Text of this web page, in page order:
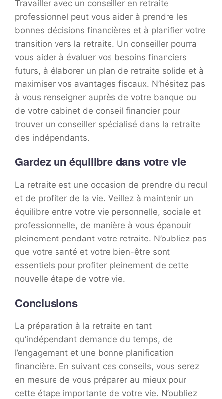
Travailler avec un conseiller en retraite
professionnel peut vous aider à prendre les
bonnes décisions financières et à planifier votre
transition vers la retraite. Un conseiller pourra
vous aider à évaluer vos besoins financiers
futurs, à élaborer un plan de retraite solide et à
maximiser vos avantages fiscaux. N’hésitez pas
à vous renseigner auprès de votre banque ou
de votre cabinet de conseil financier pour
trouver un conseiller spécialisé dans la retraite
des indépendants.
Gardez un équilibre dans votre vie
La retraite est une occasion de prendre du recul
et de profiter de la vie. Veillez à maintenir un
équilibre entre votre vie personnelle, sociale et
professionnelle, de manière à vous épanouir
pleinement pendant votre retraite. N’oubliez pas
que votre santé et votre bien-être sont
essentiels pour profiter pleinement de cette
nouvelle étape de votre vie.
Conclusions
La préparation à la retraite en tant
qu’indépendant demande du temps, de
l’engagement et une bonne planification
financière. En suivant ces conseils, vous serez
en mesure de vous préparer au mieux pour
cette étape importante de votre vie. N’oubliez